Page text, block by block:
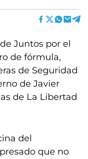
Juntos por el
de fórmula,
de Seguridad
de Javier
de La Libertad
del
que no